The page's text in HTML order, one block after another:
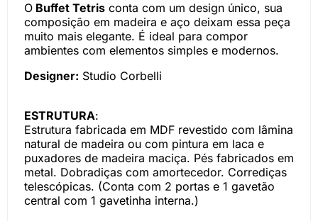
O Buffet Tetris conta com um design único, sua
composição em madeira e aço deixam essa peça
muito mais elegante. É ideal para compor
ambientes com elementos simples e modernos.
Designer: Studio Corbelli
ESTRUTURA:
Estrutura fabricada em MDF revestido com lâmina
natural de madeira ou com pintura em laca e
puxadores de madeira maciça. Pés fabricados em
metal. Dobradiças com amortecedor. Corrediças
telescópicas. (Conta com 2 portas e 1 gavetão
central com 1 gavetinha interna.)